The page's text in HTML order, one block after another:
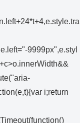
9999px",e.styl
i;return